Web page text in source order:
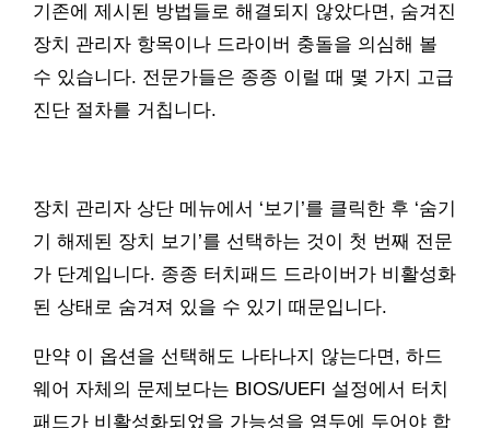
기존에 제시된 방법들로 해결되지 않았다면, 숨겨진
장치 관리자 항목이나 드라이버 충돌을 의심해 볼
수 있습니다. 전문가들은 종종 이럴 때 몇 가지 고급
진단 절차를 거칩니다.
장치 관리자 상단 메뉴에서 ‘보기’를 클릭한 후 ‘숨기
기 해제된 장치 보기’를 선택하는 것이 첫 번째 전문
가 단계입니다. 종종 터치패드 드라이버가 비활성화
된 상태로 숨겨져 있을 수 있기 때문입니다.
만약 이 옵션을 선택해도 나타나지 않는다면, 하드
웨어 자체의 문제보다는 BIOS/UEFI 설정에서 터치
패드가 비활성화되었을 가능성을 염두에 두어야 합